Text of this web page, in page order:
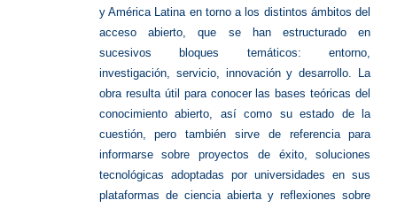
y América Latina en torno a los distintos ámbitos del
acceso abierto, que se han estructurado en
sucesivos bloques temáticos: entorno,
investigación, servicio, innovación y desarrollo. La
obra resulta útil para conocer las bases teóricas del
conocimiento abierto, así como su estado de la
cuestión, pero también sirve de referencia para
informarse sobre proyectos de éxito, soluciones
tecnológicas adoptadas por universidades en sus
plataformas de ciencia abierta y reflexiones sobre